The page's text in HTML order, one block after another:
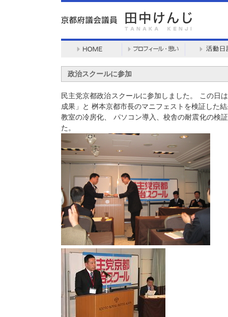
政治スクールに参加
民主党京都政治スクールに参加しました。 この日
成果」と 桝本京都市長のマニフェストを検証した
教室の冷房化、 パソコン導入、校舎の耐震化の検
た。